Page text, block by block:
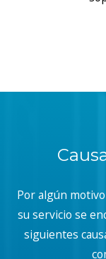
Por algún
su servicio se
siguientes